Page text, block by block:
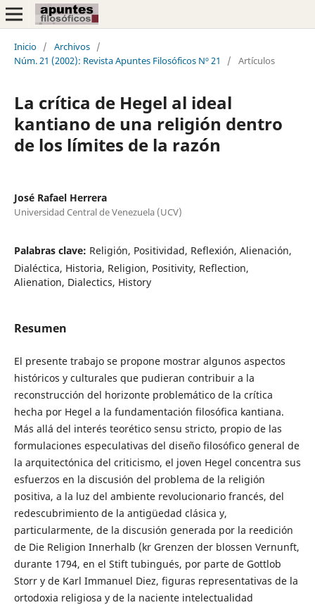
Inicio / Archivos /
Núm. 21 (2002): Revista Apuntes Filosóficos Nº 21
/ Artículos
La crítica de Hegel al ideal
kantiano de una religión dentro
de los límites de la razón
José Rafael Herrera
Universidad Central de Venezuela (UCV)
Palabras clave: Religión, Positividad, Reflexión, Alienación,
Dialéctica, Historia, Religion, Positivity, Reflection,
Alienation, Dialectics, History
Resumen
El presente trabajo se propone mostrar algunos aspectos
históricos y culturales que pudieran contribuir a la
reconstrucción del horizonte problemático de la crítica
hecha por Hegel a la fundamentación filosófica kantiana.
Más allá del interés teorético sensu stricto, propio de las
formulaciones especulativas del diseño filosófico general de
la arquitectónica del criticismo, el joven Hegel concentra sus
esfuerzos en la discusión del problema de la religión
positiva, a la luz del ambiente revolucionario francés, del
redescubrimiento de la antigüedad clásica y,
particularmente, de la discusión generada por la reedición
de Die Religion Innerhalb (kr Grenzen der blossen Vernunft,
durante 1794, en el Stift tubingués, por parte de Gottlob
Storr y de Karl Immanuel Diez, figuras representativas de la
ortodoxia religiosa y de la naciente intelectualidad